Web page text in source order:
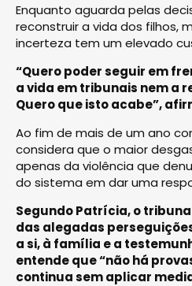
Enquanto aguarda pelas
reconstruir a vida dos filhos,
incerteza tem um elevado
“Quero poder seguir em
a vida em tribunais nem a
Quero que isto acabe”,
Ao fim de mais de um ano
considera que o maior
apenas da violência que
do sistema em dar uma
Segundo Patrícia, o
das alegadas
a si, à família e a
entende que “não há
continua sem aplicar